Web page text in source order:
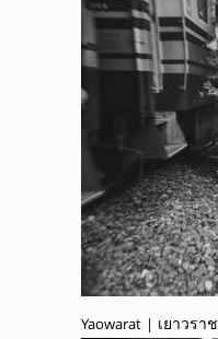
Yaowarat | เยาวราช